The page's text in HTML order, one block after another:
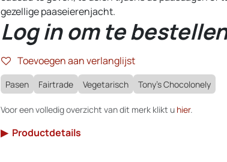
gezellige paaseierenjacht.
Log in om te
Toevoegen aan verlanglijst
Pasen Fairtrade Vegetarisch Tony's Chocolonely
Voor een volledig overzicht van dit merk klikt u hier.
▶ Productdetails